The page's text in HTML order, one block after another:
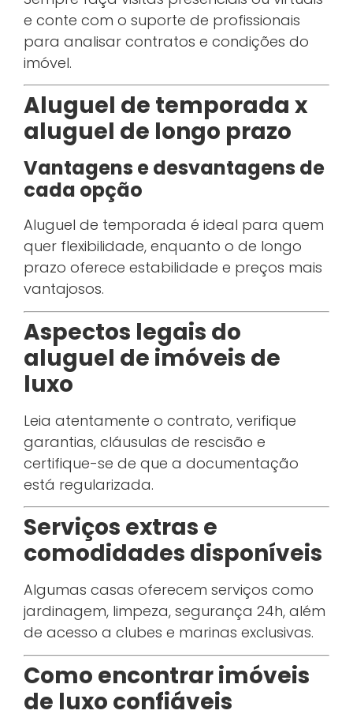
e conte com o suporte de profissionais
para analisar contratos e condições do
imóvel.
Aluguel de temporada x
aluguel de longo prazo
Vantagens e desvantagens de
cada opção
Aluguel de temporada é ideal para quem
quer flexibilidade, enquanto o de longo
prazo oferece estabilidade e preços mais
vantajosos.
Aspectos legais do
aluguel de imóveis de
luxo
Leia atentamente o contrato, verifique
garantias, cláusulas de rescisão e
certifique-se de que a documentação
está regularizada.
Serviços extras e
comodidades disponíveis
Algumas casas oferecem serviços como
jardinagem, limpeza, segurança 24h, além
de acesso a clubes e marinas exclusivas.
Como encontrar imóveis
de luxo confiáveis